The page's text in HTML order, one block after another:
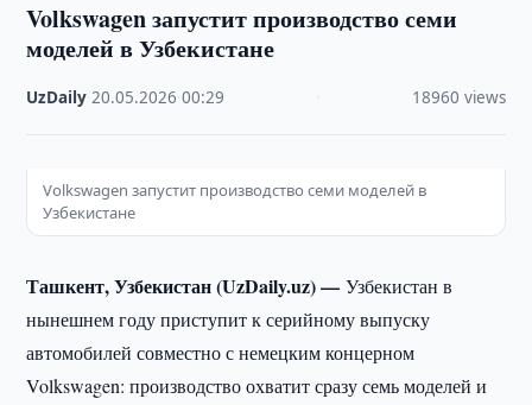
Volkswagen запустит производство семи
моделей в Узбекистане
UzDaily ·20.05.2026 ·00:29 18960 views
Volkswagen запустит производство семи моделей в
Узбекистане
Ташкент, Узбекистан (UzDaily.uz) —Узбекистан в
нынешнем году приступит к серийному выпуску
автомобилей совместно с немецким концерном
Volkswagen: производство охватит сразу семь моделей и